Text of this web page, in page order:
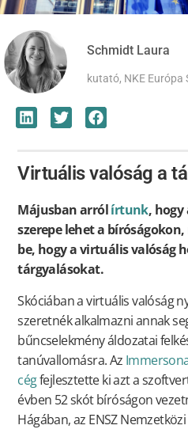
Schmidt Laura
kutató, NKE
Virtuális valóság a
Májusban arrólírtunk,
szerepe lehet a
be, hogy a virtuális valóság
tárgyalásokat.
Skóciában a virtuális valóság
szeretnék alkalmazni annak
bűncselekmény áldozatai
tanúvallomásra. Az
cégfejlesztette ki azt a
évben 52 skót bíróságon
Hágában, az ENSZ